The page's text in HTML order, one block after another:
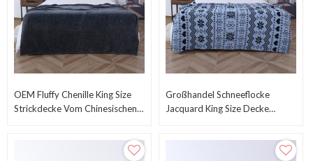
OEM Fluffy Chenille King Size
Strickdecke Vom Chinesischen
Großhandel Schneeflocke
Jacquard King Size Decke